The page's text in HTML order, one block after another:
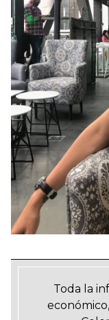
Toda la